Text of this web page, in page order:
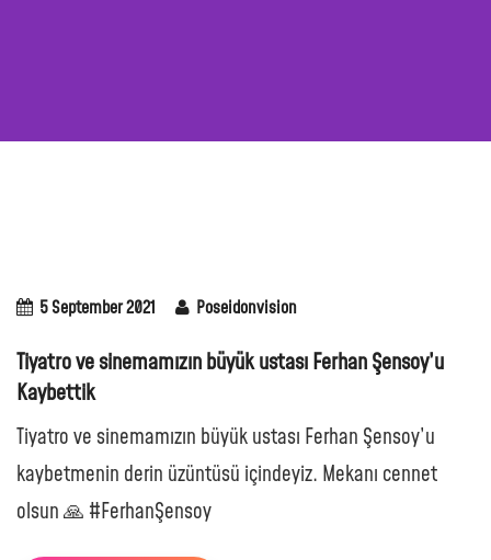
5 September 2021 Poseidonvision
Tiyatro ve sinemamızın büyük ustası Ferhan Şensoy’u
Kaybettik
Tiyatro ve sinemamızın büyük ustası Ferhan Şensoy’u
kaybetmenin derin üzüntüsü içindeyiz. Mekanı cennet
olsun 🙏 #FerhanŞensoy